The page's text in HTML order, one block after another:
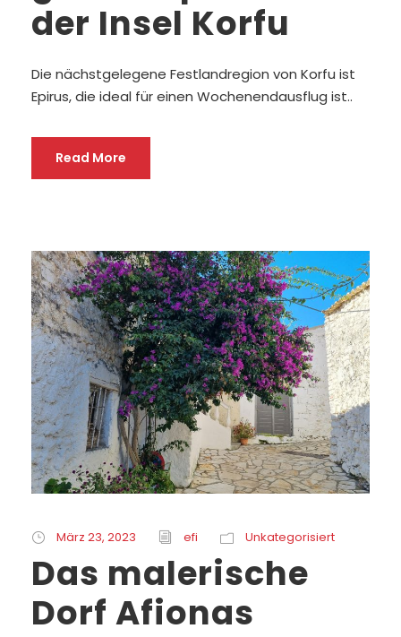
der Insel Korfu
Die nächstgelegene Festlandregion von Korfu ist
Epirus, die ideal für einen Wochenendausflug ist..
Read More
März 23, 2023 efi Unkategorisiert
Das malerische
Dorf Afionas